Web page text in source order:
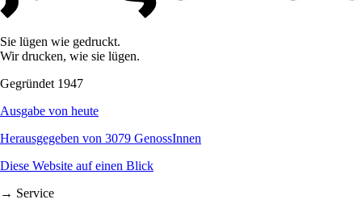
Sie lügen wie gedruckt.
Wir drucken, wie sie lügen.
Gegründet 1947
Ausgabe von heute
Herausgegeben von 3079 GenossInnen
Diese Website auf einen Blick
→ Service